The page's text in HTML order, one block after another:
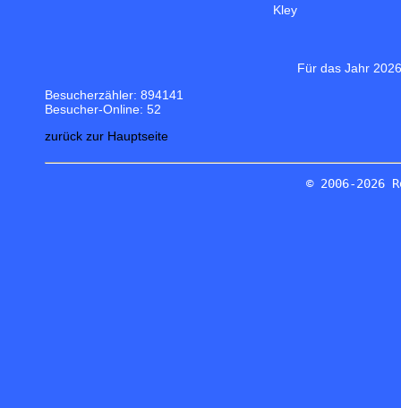
Kley
Für das Jahr
Besucherzähler: 894141
Besucher-Online: 52
zurück zur Hauptseite
© 2006-2026